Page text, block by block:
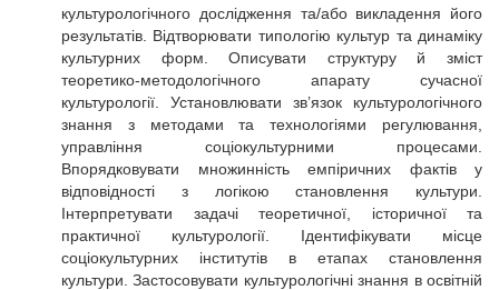
культурологічного дослідження та/або викладення його
результатів. Відтворювати типологію культур та динаміку
культурних форм. Описувати структуру й зміст
теоретико-методологічного апарату сучасної
культурології. Установлювати зв’язок культурологічного
знання з методами та технологіями регулювання,
управління соціокультурними процесами.
Впорядковувати множинність емпіричних фактів у
відповідності з логікою становлення культури.
Інтерпретувати задачі теоретичної, історичної та
практичної культурології. Ідентифікувати місце
соціокультурних інститутів в етапах становлення
культури. Застосовувати культурологічні знання в освітній